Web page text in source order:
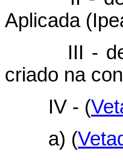
Aplicada
III - de
criado na
IV - (
a) (